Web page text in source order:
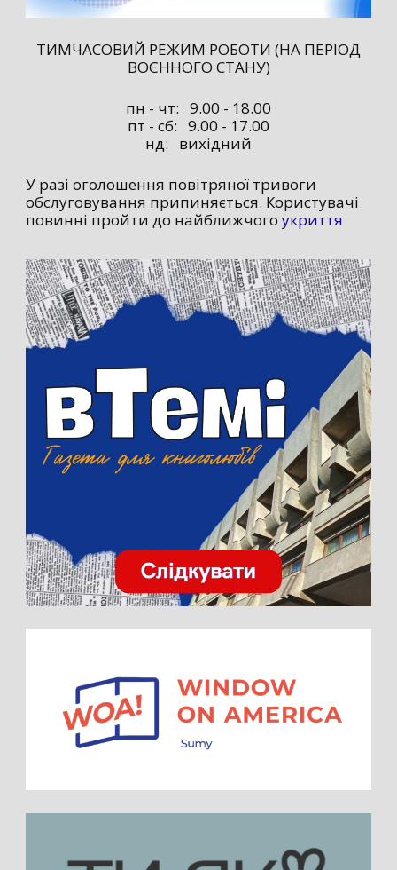
ТИМЧАСОВИЙ РЕЖИМ РОБОТИ (НА ПЕРІОД
ВОЄННОГО СТАНУ)
пн - чт: 9.00 - 18.00
пт - сб: 9.00 - 17.00
нд: вихідний
У разі оголошення повітряної тривоги
обслуговування припиняється. Користувачі
повинні пройти до найближчого укриття